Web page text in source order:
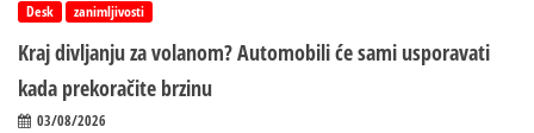
Desk zanimljivosti
Kraj divljanju za volanom? Automobili će sami usporavati
kada prekoračite brzinu
03/08/2026